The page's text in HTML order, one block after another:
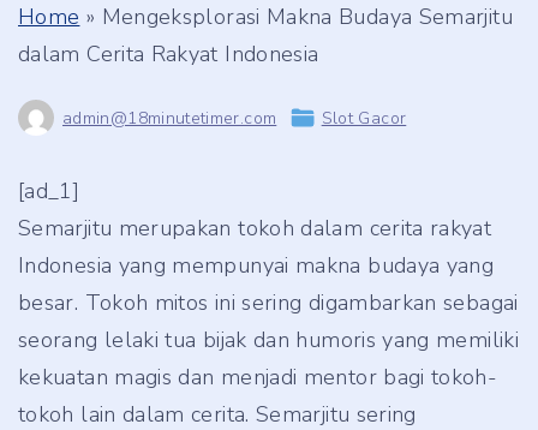
Home » Mengeksplorasi Makna Budaya Semarjitu
dalam Cerita Rakyat Indonesia
admin@18minutetimer.com Slot Gacor
[ad_1]
Semarjitu merupakan tokoh dalam cerita rakyat
Indonesia yang mempunyai makna budaya yang
besar. Tokoh mitos ini sering digambarkan sebagai
seorang lelaki tua bijak dan humoris yang memiliki
kekuatan magis dan menjadi mentor bagi tokoh-
tokoh lain dalam cerita. Semarjitu sering